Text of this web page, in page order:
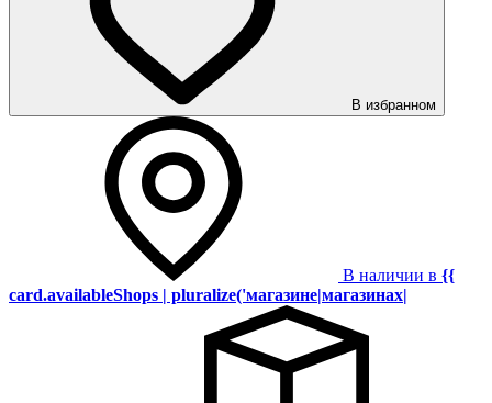
В избранном
В наличии в {{
card.availableShops | pluralize('магазине|магазинах|